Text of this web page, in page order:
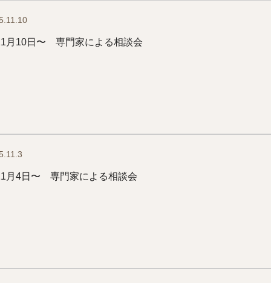
月10日〜 専門家による相談会
月4日〜 専門家による相談会